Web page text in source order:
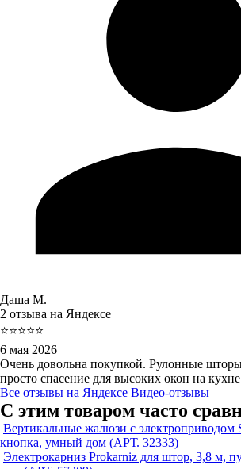
Даша М.
2 отзыва на Яндексе
⭐⭐⭐⭐⭐
6 мая 2026
Очень довольна покупкой. Рулонные
просто спасение для высоких окон на
Все отзывы на Яндексе Видео-отзывы
С этим товаром часто
Вертикальные жалюзи с электроприводом
кнопка, умный дом (АРТ. 32333)
Электрокарниз Prokarniz для штор, 3,8 м,